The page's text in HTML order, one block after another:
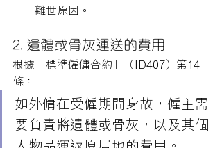
離世原因。
2. 遺體或骨灰運送的費用
根據「標準僱傭合約」（ID407）第14
條：
如外傭在受僱期間身故，僱主需
要負責將遺體或骨灰，以及其個